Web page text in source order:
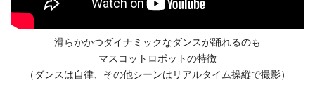
滑らかかつダイナミックなダンスが踊れるのも
マスコットロボットの特徴
（ダンスは自律、その他シーンは リアルタイム操縦で撮影）